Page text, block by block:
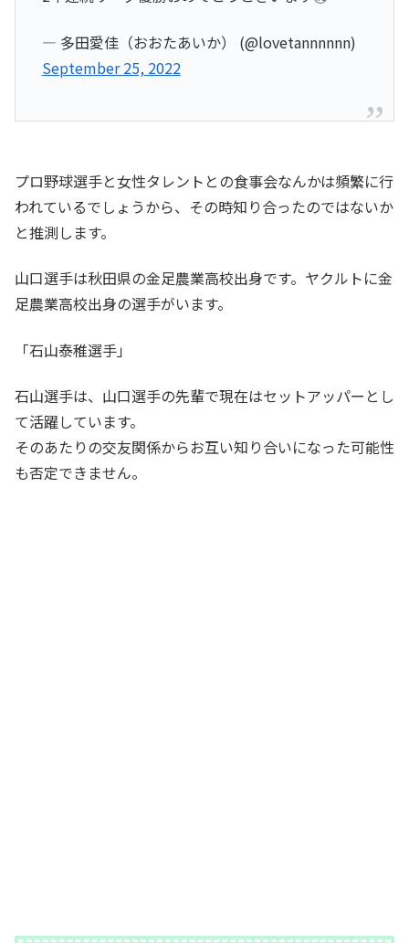
— 多田愛佳（おおたあいか） (@lovetannnnnn)
September 25, 2022
プロ野球選手と女性タレントとの食事会なんかは頻繁に行
われているでしょうから、その時知り合ったのではないか
と推測します。
山口選手は秋田県の金足農業高校出身です。ヤクルトに金
足農業高校出身の選手がいます。
「石山泰稚選手」
石山選手は、山口選手の先輩で現在はセットアッパーとし
て活躍しています。
そのあたりの交友関係からお互い知り合いになった可能性
も否定できません。